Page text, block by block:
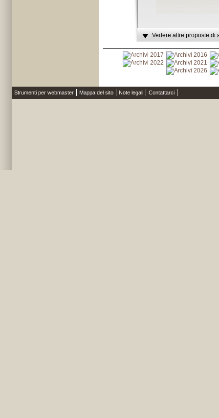
Vedere altre proposte di
Strumenti per webmaster Mappa del sito Note legali Contattarci